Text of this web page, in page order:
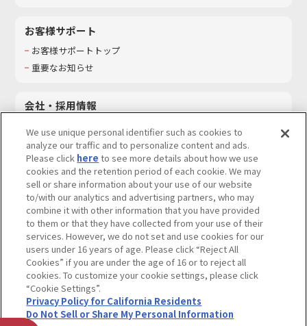
お客様サポート
お客様サポートトップ
重要なお知らせ
会社・採用情報
採用情報
サステナビリティ
お問い合わせ
ウェブサイトご利用条件 ソーシャルメディアポリシー
個人情報及び特定個人情報等の取り扱いに関する保護方針
Do Not Sell or Share My Personal Information著作権・商標について
カスタマーハラスメントに対する基本的な対応方針
We use unique personal identifier such as cookies to
analyze our traffic and to personalize content and ads.
Please click here to see more details about how we use
cookies and the retention period of each cookie. We may
sell or share information about your use of our website
to/with our analytics and advertising partners, who may
combine it with other information that you have provided
to them or that they have collected from your use of their
services. However, we do not set and use cookies for our
users under 16 years of age. Please click “Reject All
Cookies” if you are under the age of 16 or to reject all
cookies. To customize your cookie settings, please click
“Cookie Settings”.
Privacy Policy for California Residents
Do Not Sell or Share My Personal Information